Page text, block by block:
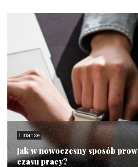
Finanse
Jak w nowoczesny sposób
czasu pracy?